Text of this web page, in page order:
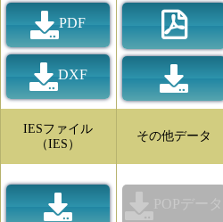
PDF
DXF
IESファイル
（IES）
その他データ
POPデータ